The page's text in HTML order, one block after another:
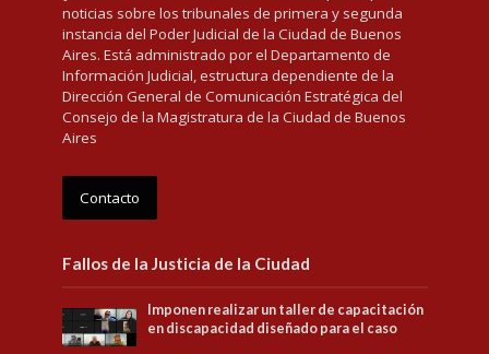
noticias sobre los tribunales de primera y segunda
instancia del Poder Judicial de la Ciudad de Buenos
Aires. Está administrado por el Departamento de
Información Judicial, estructura dependiente de la
Dirección General de Comunicación Estratégica del
Consejo de la Magistratura de la Ciudad de Buenos
Aires
Contacto
Fallos de la Justicia de la Ciudad
Imponen realizar un taller de capacitación
en discapacidad diseñado para el caso